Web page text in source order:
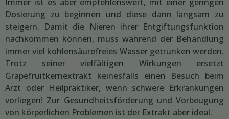
Dosierung zu beginnen und diese dann langsam zu
steigern. Damit die Nieren ihrer Entgiftungsfunktion
nachkommen können, muss während der Behandlung
immer viel kohlensäurefreies Wasser getrunken werden.
Trotz seiner vielfältigen Wirkungen ersetzt
Grapefruitkernextrakt keinesfalls einen Besuch beim
Arzt oder Heilpraktiker, wenn schwere Erkrankungen
vorliegen! Zur Gesundheitsförderung und Vorbeugung
von körperlichen Problemen ist der Extrakt aber ideal.